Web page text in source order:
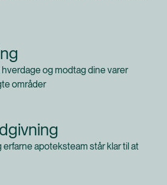
og modtag dine varer
områder
apoteksteam står klar til at